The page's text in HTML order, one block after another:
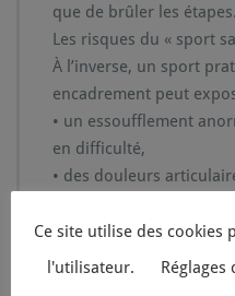
que de brûler les étapes.
Les risques du « sport
À l’inverse, un sport
encadrement peut
• un essoufflement
en difficulté,
• des douleurs
• un risque accru de
lors d’efforts trop
Le danger n’est pas de
Ce site utilise des cookies
l'utilisateur.
Réglages